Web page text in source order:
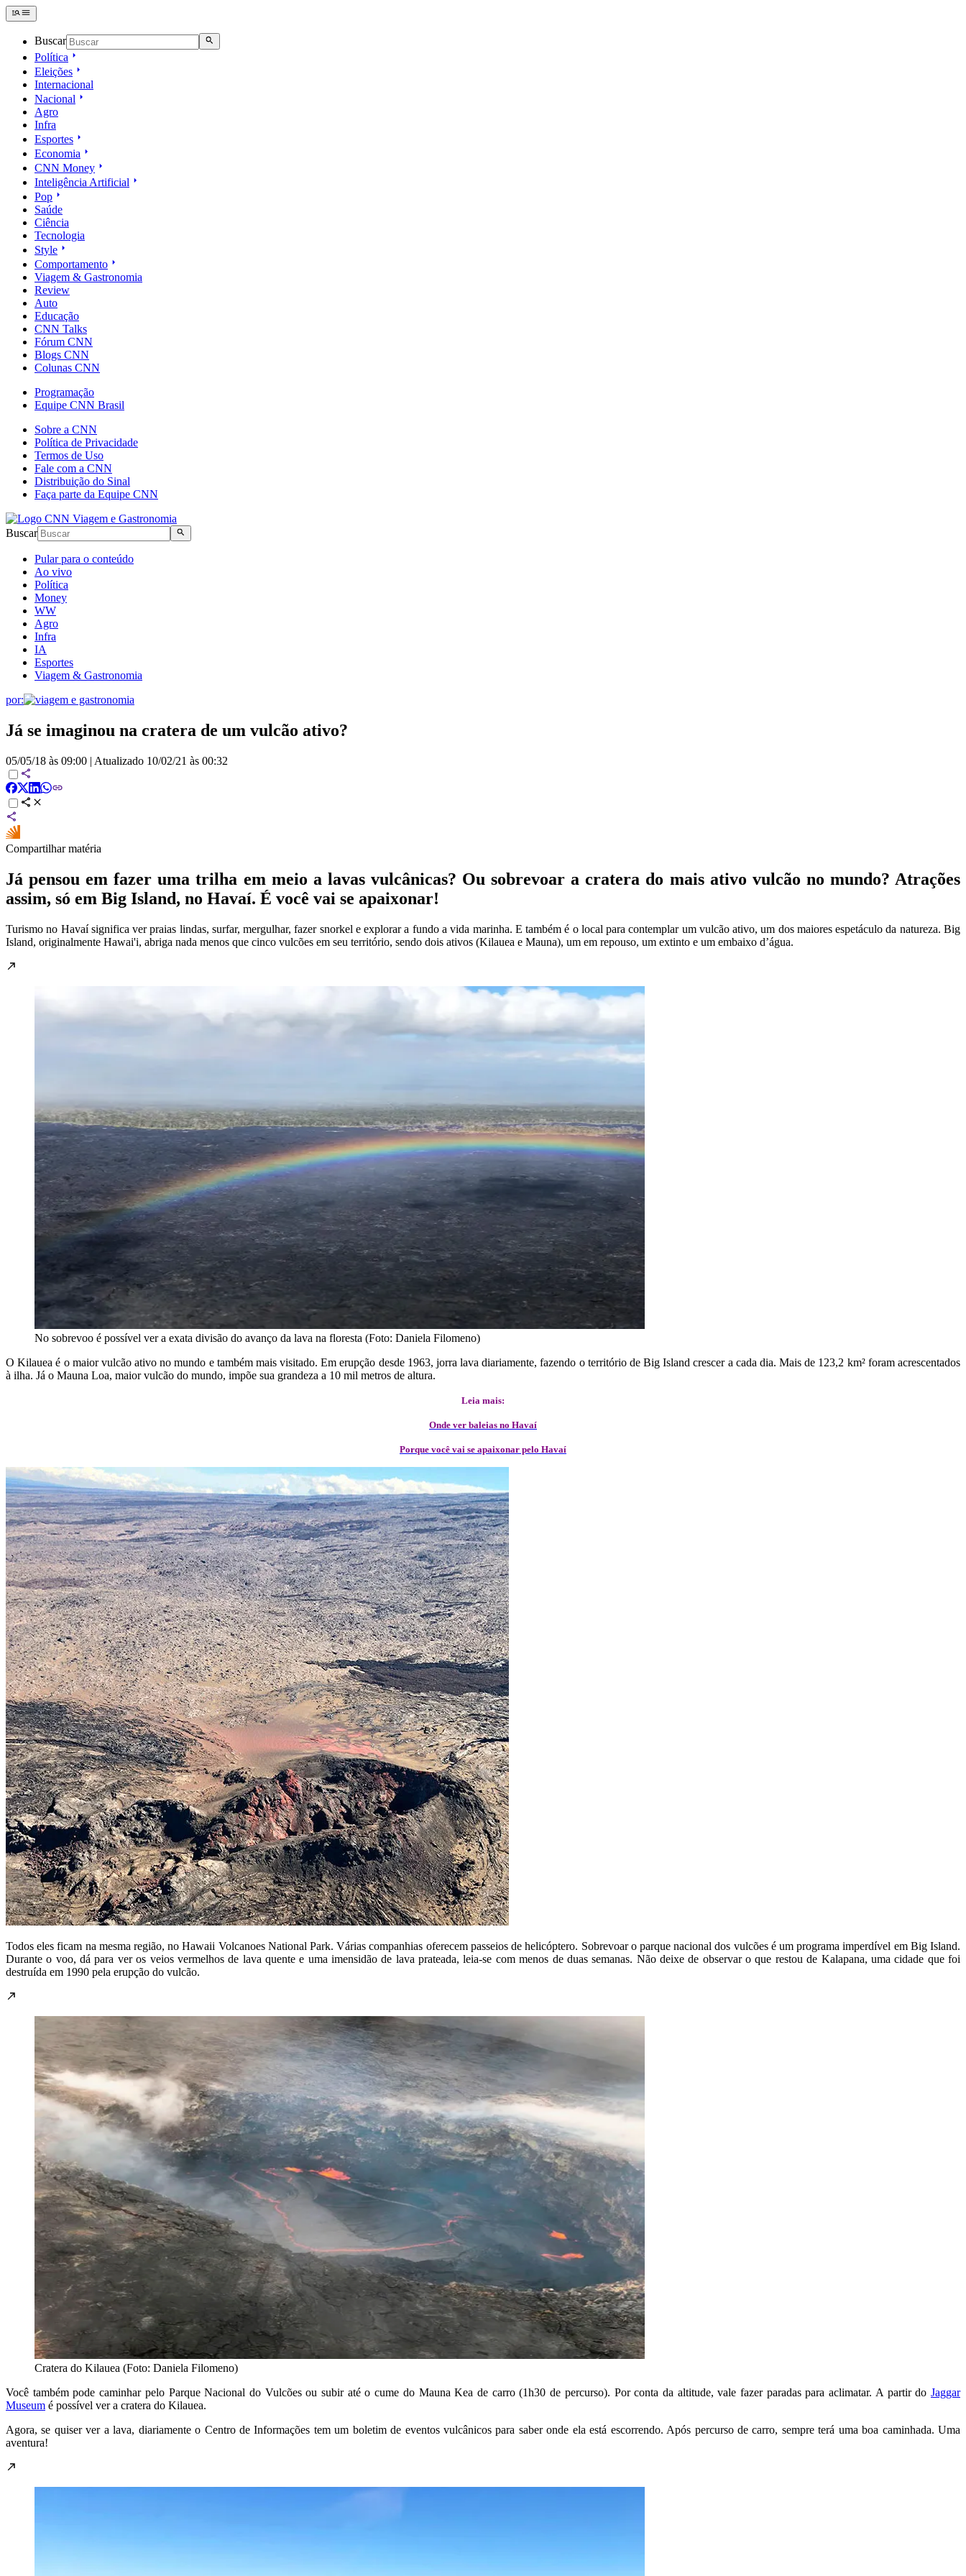
Buscar
Política
Eleições
Internacional
Nacional
Agro
Infra
Esportes
Economia
CNN Money
Inteligência Artificial
Pop
Saúde
Ciência
Tecnologia
Style
Comportamento
Viagem & Gastronomia
Review
Auto
Educação
CNN Talks
Fórum CNN
Blogs CNN
Colunas CNN
Programação
Equipe CNN Brasil
Sobre a CNN
Política de Privacidade
Termos de Uso
Fale com a CNN
Distribuição do Sinal
Faça parte da Equipe CNN
Buscar
Pular para o conteúdo
Ao vivo
Política
Money
WW
Agro
Infra
IA
Esportes
Viagem & Gastronomia
por:
Já se imaginou na cratera de um vulcão ativo?
05/05/18 às 09:00 | Atualizado 10/02/21 às 00:32
Compartilhar matéria
Já pensou em fazer uma trilha em meio a lavas vulcânicas? Ou sobrevoar a cratera do mais ativo vulcão no mundo? Atrações
assim, só em Big Island, no Havaí. É você vai se apaixonar!
Turismo no Havaí significa ver praias lindas, surfar, mergulhar, fazer snorkel e explorar a fundo a vida marinha. E também é o local para contemplar um vulcão ativo, um dos maiores espetáculo da natureza. Big
Island, originalmente Hawai'i, abriga nada menos que cinco vulcões em seu território, sendo dois ativos (Kilauea e Mauna), um em repouso, um extinto e um embaixo d’água.
No sobrevoo é possível ver a exata divisão do avanço da lava na floresta (Foto: Daniela Filomeno)
O Kilauea é o maior vulcão ativo no mundo e também mais visitado. Em erupção desde 1963, jorra lava diariamente, fazendo o território de Big Island crescer a cada dia. Mais de 123,2 km² foram acrescentados
à ilha. Já o Mauna Loa, maior vulcão do mundo, impõe sua grandeza a 10 mil metros de altura.
Leia mais:
Onde ver baleias no Havaí
Porque você vai se apaixonar pelo Havaí
Todos eles ficam na mesma região, no Hawaii Volcanoes National Park. Várias companhias oferecem passeios de helicóptero. Sobrevoar o parque nacional dos vulcões é um programa imperdível em Big Island.
Durante o voo, dá para ver os veios vermelhos de lava quente e uma imensidão de lava prateada, leia-se com menos de duas semanas. Não deixe de observar o que restou de Kalapana, uma cidade que foi
destruída em 1990 pela erupção do vulcão.
Cratera do Kilauea (Foto: Daniela Filomeno)
Você também pode caminhar pelo Parque Nacional do Vulcões ou subir até o cume do Mauna Kea de carro (1h30 de percurso). Por conta da altitude, vale fazer paradas para aclimatar. A partir do Jaggar
Museum é possível ver a cratera do Kilauea.
Agora, se quiser ver a lava, diariamente o Centro de Informações tem um boletim de eventos vulcânicos para saber onde ela está escorrendo. Após percurso de carro, sempre terá uma boa caminhada. Uma
aventura!